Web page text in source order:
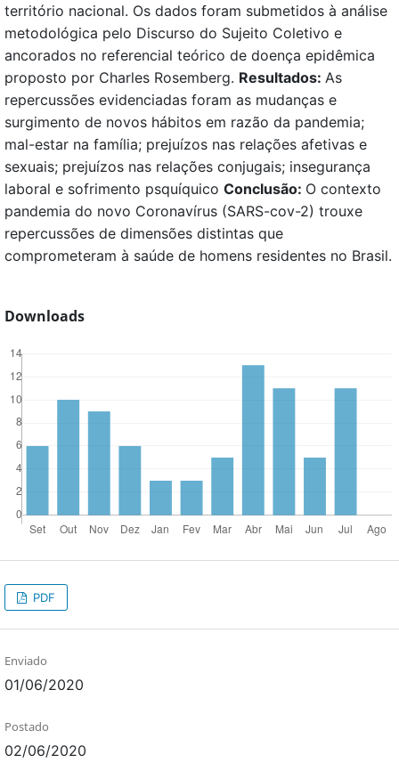
território nacional. Os dados foram submetidos à análise
metodológica pelo Discurso do Sujeito Coletivo e
ancorados no referencial teórico de doença epidêmica
proposto por Charles Rosemberg. Resultados: As
repercussões evidenciadas foram as mudanças e
surgimento de novos hábitos em razão da pandemia;
mal-estar na família; prejuízos nas relações afetivas e
sexuais; prejuízos nas relações conjugais; insegurança
laboral e sofrimento psquíquico Conclusão: O contexto
pandemia do novo Coronavírus (SARS-cov-2) trouxe
repercussões de dimensões distintas que
comprometeram à saúde de homens residentes no Brasil.
Downloads
PDF
Enviado
01/06/2020
Postado
02/06/2020